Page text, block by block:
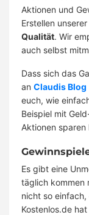
Aktionen und
Erstellen
Qualität. Wir
auch selbst
Dass sich das
an Claudis Blog
euch, wie
Beispiel mit
Aktionen sparen
Es gibt eine
täglich kommen
nicht so
Kostenlos.de